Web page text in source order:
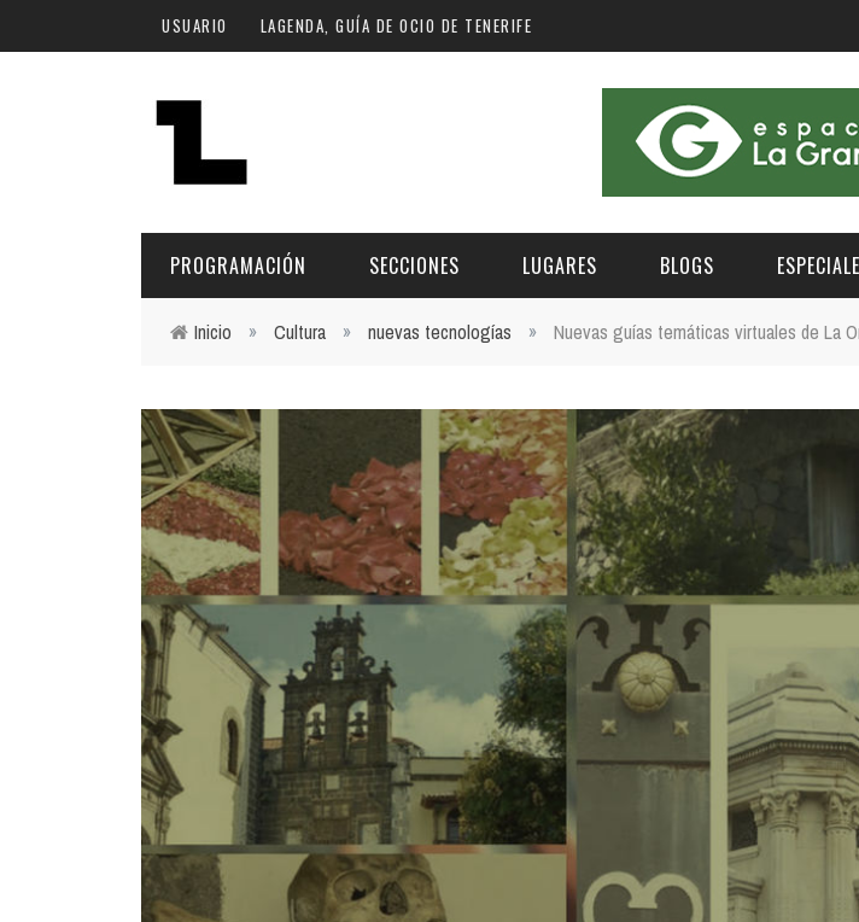
Pasar al contenido principal
USUARIO LAGENDA, GUÍA DE OCIO DE TENERIFE
PROGRAMACIÓN
Hoy
Plan Finde
Norte
Sur
Santa Cruz | La Laguna
Islas
SECCIONES
CULTURA
GASTRONOMÍA
INFANTIL
LUGARES
SALAS Y AUDITORIOS
ESPACIOS CULTURALES
NOCHE
LOCALES CON ACTUACIONES
COMERCIO
GASTRO
FORMATIVO
BLOGS
FESTIVAL
TENERIFE
XXVII
Inicio » Cultura » nuevas tecnologías » Nuevas guías temáticas virtuales de La